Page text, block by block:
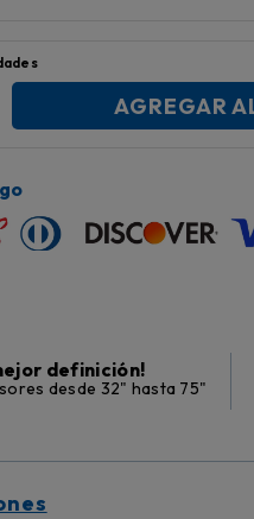
AGREGAR
definición!
desde 32" hasta 75"